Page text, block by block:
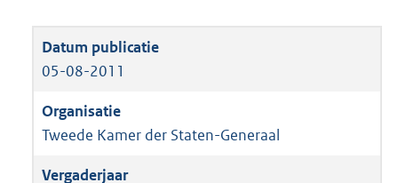
05-08-2011
Tweede Kamer der Staten-Generaal